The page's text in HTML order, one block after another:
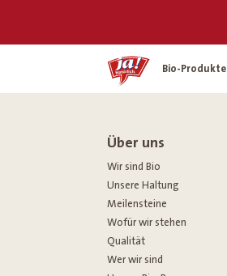
Home
Bio-Produkte
Über uns
Wir sind Bio
Unsere Haltung
Meilensteine
Wofür wir stehen
Qualität
Wer wir sind